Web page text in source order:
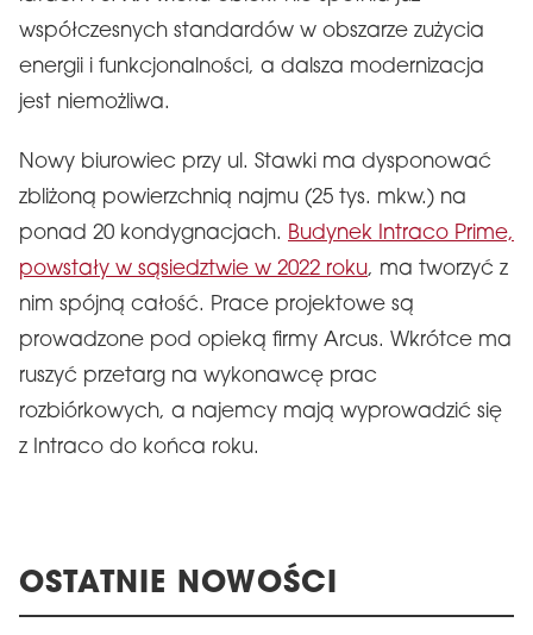
współczesnych standardów w obszarze zużycia
energii i funkcjonalności, a dalsza modernizacja
jest niemożliwa.
Nowy biurowiec przy ul. Stawki ma dysponować
zbliżoną powierzchnią najmu (25 tys. mkw.) na
ponad 20 kondygnacjach. Budynek Intraco Prime,
powstały w sąsiedztwie w 2022 roku, ma tworzyć z
nim spójną całość. Prace projektowe są
prowadzone pod opieką firmy Arcus. Wkrótce ma
ruszyć przetarg na wykonawcę prac
rozbiórkowych, a najemcy mają wyprowadzić się
z Intraco do końca roku.
OSTATNIE NOWOŚCI